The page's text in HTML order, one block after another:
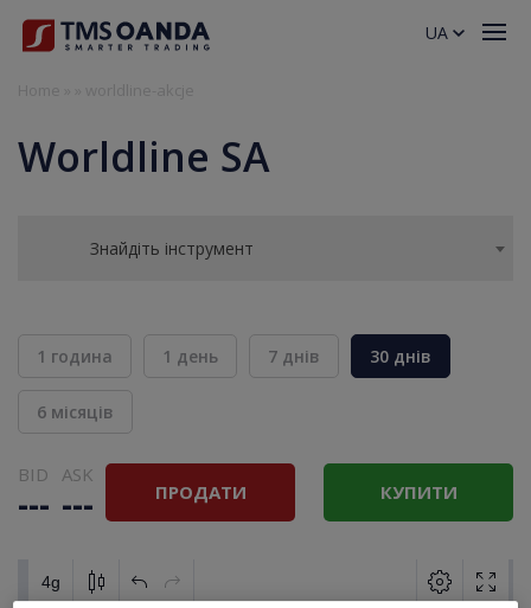
Worldline SA
Знайдіть інструмент
1 година 1 день 7 днів 30 днів
6 місяців
BID
---
ASK
--- ПРОДАТИ КУПИТИ
UA